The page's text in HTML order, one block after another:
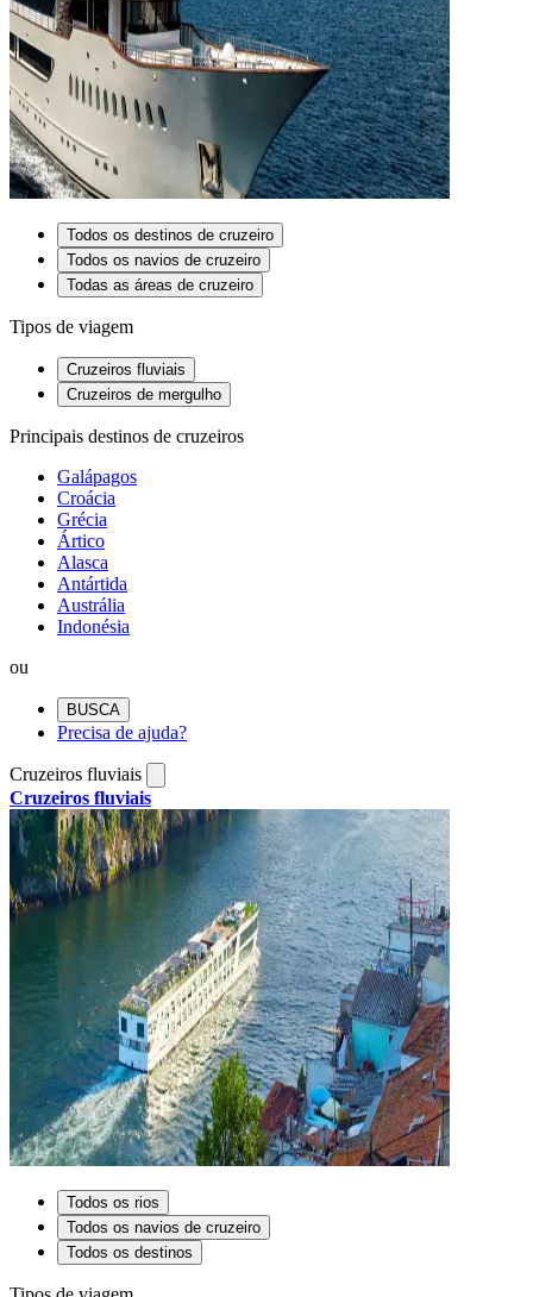
Todos os destinos de cruzeiro
Todos os navios de cruzeiro
Todas as áreas de cruzeiro
Tipos de viagem
Cruzeiros fluviais
Cruzeiros de mergulho
Principais destinos de cruzeiros
Galápagos
Croácia
Grécia
Ártico
Alasca
Antártida
Austrália
Indonésia
ou
BUSCA
Precisa de ajuda?
Cruzeiros fluviais
Cruzeiros fluviais
Todos os rios
Todos os navios de cruzeiro
Todos os destinos